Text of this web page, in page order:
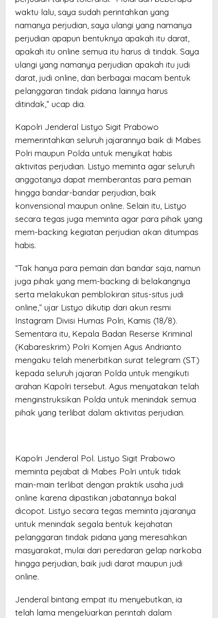
waktu lalu, saya sudah perintahkan yang
namanya perjudian, saya ulangi yang namanya
perjudian apapun bentuknya apakah itu darat,
apakah itu online semua itu harus di tindak. Saya
ulangi yang namanya perjudian apakah itu judi
darat, judi online, dan berbagai macam bentuk
pelanggaran tindak pidana lainnya harus
ditindak,” ucap dia.
Kapolri Jenderal Listyo Sigit Prabowo
memerintahkan seluruh jajarannya baik di Mabes
Polri maupun Polda untuk menyikat habis
aktivitas perjudian. Listyo meminta agar seluruh
anggotanya dapat memberantas para pemain
hingga bandar-bandar perjudian, baik
konvensional maupun online. Selain itu, Listyo
secara tegas juga meminta agar para pihak yang
mem-backing kegiatan perjudian akan ditumpas
habis.
“Tak hanya para pemain dan bandar saja, namun
juga pihak yang mem-backing di belakangnya
serta melakukan pemblokiran situs-situs judi
online,” ujar Listyo dikutip dari akun resmi
Instagram Divisi Humas Polri, Kamis (18/8).
Sementara itu, Kepala Badan Reserse Kriminal
(Kabareskrim) Polri Komjen Agus Andrianto
mengaku telah menerbitkan surat telegram (ST)
kepada seluruh jajaran Polda untuk mengikuti
arahan Kapolri tersebut. Agus menyatakan telah
menginstruksikan Polda untuk menindak semua
pihak yang terlibat dalam aktivitas perjudian.
Kapolri Jenderal Pol. Listyo Sigit Prabowo
meminta pejabat di Mabes Polri untuk tidak
main-main terlibat dengan praktik usaha judi
online karena dipastikan jabatannya bakal
dicopot. Listyo secara tegas meminta jajaranya
untuk menindak segala bentuk kejahatan
pelanggaran tindak pidana yang meresahkan
masyarakat, mulai dari peredaran gelap narkoba
hingga perjudian, baik judi darat maupun judi
online.
Jenderal bintang empat itu menyebutkan, ia
telah lama mengeluarkan perintah dalam